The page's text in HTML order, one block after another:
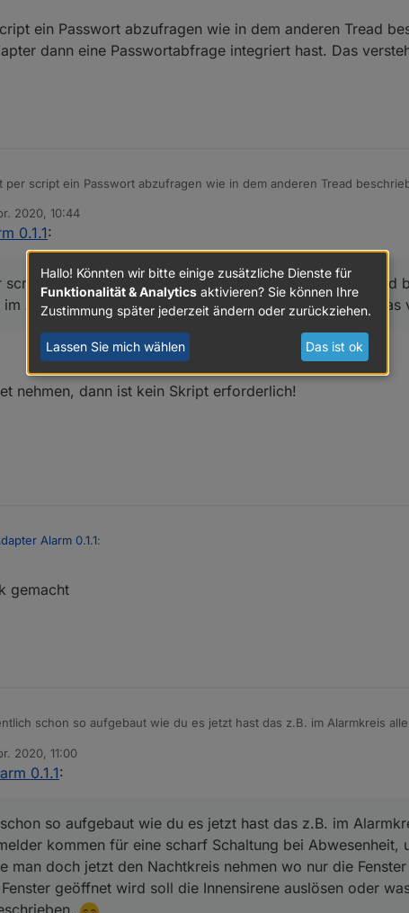
ein Passwort abzufragen wie in dem anderen Tread
dann eine Passwortabfrage integriert hast. Das
per script ein Passwort abzufragen wie in dem anderen Tread
2020, 10:44
0.1.1:
ein Passwort abzufragen wie in dem anderen Tread
Adapter dann eine Passwortabfrage integriert hast. Das
nehmen, dann ist kein Skript erforderlich!
Alarm 0.1.1:
per script ein Passwort abzufragen wie in dem anderen Tread
gemacht
schon so aufgebaut wie du es jetzt hast das z.B. im Alarmkreis alle
jetzt den Nachtkreis nehmen wo nur die Fenster und Türkontakte
soll die Innensirene auslösen oder was auch immer.
2020, 11:00
0.1.1:
so aufgebaut wie du es jetzt hast das z.B. im
kommen für eine scharf Schaltung bei Abwesenheit,
man doch jetzt den Nachtkreis nehmen wo nur die
geöffnet wird soll die Innensirene auslösen oder
Hallo! Könnten wir bitte einige zusätzliche Dienste für
Funktionalität & Analytics aktivieren? Sie können Ihre
Zustimmung später jederzeit ändern oder zurückziehen.
Lassen Sie mich wählen Das ist ok